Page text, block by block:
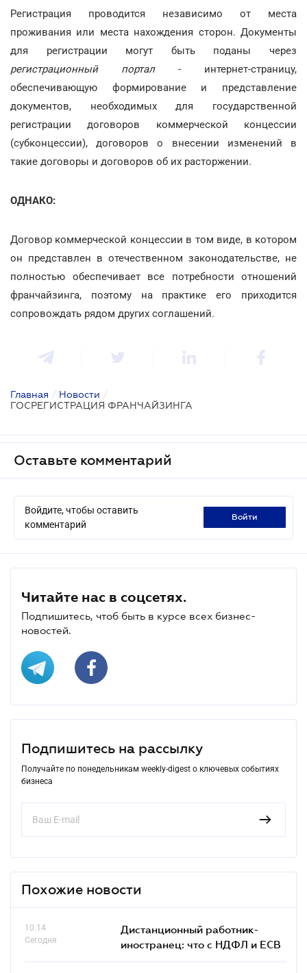
Регистрация проводится независимо от места
проживания или места нахождения сторон. Документы
для регистрации могут быть поданы через
регистрационный портал- интернет-страницу,
обеспечивающую формирование и представление
документов, необходимых для государственной
регистрации договоров коммерческой концессии
(субконцессии), договоров о внесении изменений в
такие договоры и договоров об их расторжении.
ОДНАКО:
Договор коммерческой концессии в том виде, в котором
он представлен в отечественном законодательстве, не
полностью обеспечивает все потребности отношений
франчайзинга, поэтому на практике его приходится
сопровождать рядом других соглашений.
Главная / Новости /
ГОСРЕГИСТРАЦИЯ ФРАНЧАЙЗИНГА
Оставьте комментарий
Войдите, чтобы оставить
комментарий
войти
Читайте нас в соцсетях.
Подпишитесь, чтоб быть в курсе всех бизнес-
новостей.
Подпишитесь на рассылку
Получайте по понедельникам weekly-digest о ключевых событиях
бизнеса
Похожие новости
10.14
Сегодня
Дистанционный работник-
иностранец: что с НДФЛ и ЕСВ